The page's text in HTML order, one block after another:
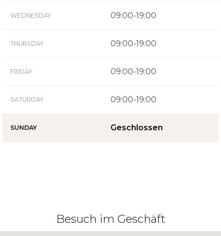
WEDNESDAY 09:00-19:00
THURSDAY 09:00-19:00
FRIDAY 09:00-19:00
SATURDAY 09:00-19:00
SUNDAY Geschlossen
Besuch im Geschäft